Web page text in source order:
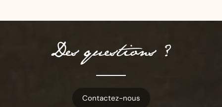
Des questions ?
Contactez-nous